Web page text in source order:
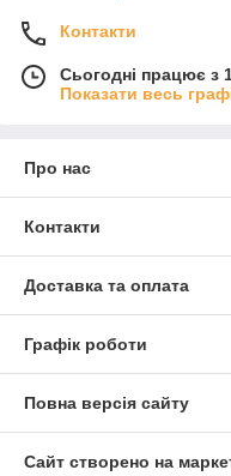
Контакти
Сьогодні працює з
Показати весь
Про нас
Контакти
Доставка та оплата
Графік роботи
Повна версія сайту
Сайт створено на